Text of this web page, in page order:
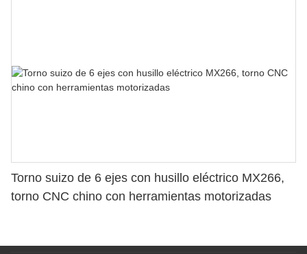
Torno suizo de 6 ejes con husillo eléctrico MX266,
torno CNC chino con herramientas motorizadas